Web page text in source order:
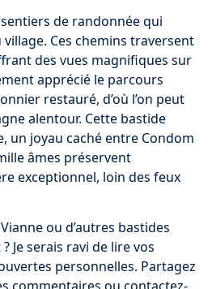
de randonnée qui
Ces chemins traversent
des vues magnifiques sur
apprécié le parcours
restauré, d’où l’on peut
alentour. Cette bastide
un joyau caché entre Condom
âmes préservent
exceptionnel, loin des feux
ou d’autres bastides
Je serais ravi de lire vos
personnelles. Partagez